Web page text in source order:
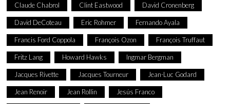
Claude Chabrol Clint Eastwood David Cronenberg
David DeCoteau Eric Rohmer Fernando Ayala
Francis Ford Coppola François Ozon François Truffaut
Fritz Lang Howard Hawks Ingmar Bergman
Jacques Rivette Jacques Tourneur Jean-Luc Godard
Jean Renoir Jean Rollin Jesús Franco